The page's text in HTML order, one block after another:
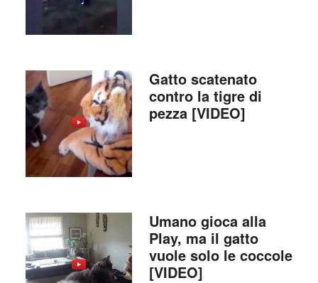
Gatto scatenato
contro la tigre di
pezza [VIDEO]
Umano gioca alla
Play, ma il gatto
vuole solo le coccole
[VIDEO]